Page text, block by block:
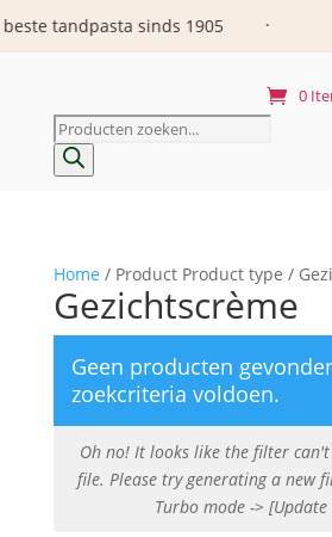
tandpasta sinds 1905
0
Producten
zoeken
Home / Product Product type /
Gezichtscrème
Geen producten
zoekcriteria voldoen.
Oh no! It looks like the filter
file. Please try generating a new
Turbo mode -> [Update